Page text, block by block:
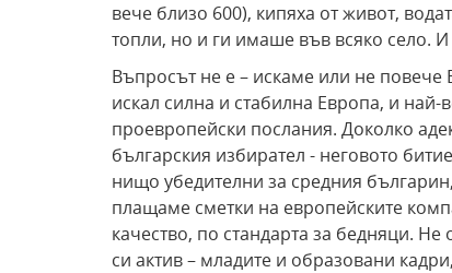
вече близо 600), кипяха от живот,
топли, но и ги имаше във всяко село.
Въпросът не е – искаме или не
искал силна и стабилна Европа, и
проевропейски послания. Доколко
българския избирател - неговото
нищо убедителни за средния
плащаме сметки на европейските
качество, по стандарта за бедняци.
си актив – младите и образовани